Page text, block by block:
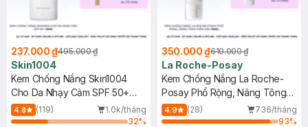
237.000 ₫495.000 ₫
Skin1004
Kem Chống Nắng Skin1004
Cho Da Nhạy Cảm SPF 50+
50ml
4.8 (119)
1.0k/tháng
32%
350.000 ₫610.000 ₫
La Roche-Posay
Kem Chống Nắng La Roche-
Posay Phổ Rộng, Nâng Tông
Kiềm Dầu 50ml
4.9 (28)
736/tháng
93%